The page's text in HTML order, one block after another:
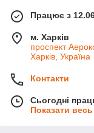
Працює з
м. Харків
проспект
Харків, Україна
Контакти
Сьогодні
Показати